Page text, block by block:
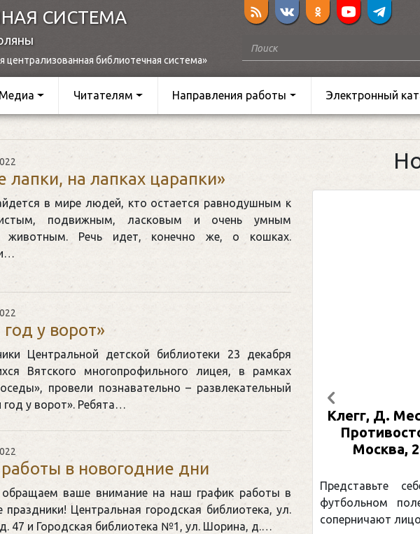
СИСТЕМА
централизованная библиотечная система»
Медиа Читателям Направления работы Электронный
лапки, на лапках царапки»
в мире людей, кто остается равнодушным к
подвижным, ласковым и очень умным
животным. Речь идет, конечно же, о кошках.
у ворот»
Центральной детской библиотеки 23 декабря
Вятского многопрофильного лицея, в рамках
провели познавательно – развлекательный
год у ворот». Ребята…
в новогодние дни
обращаем ваше внимание на наш график работы в
праздники! Центральная городская библиотека, ул.
47 и Городская библиотека №1, ул. Шорина, д.…
Клегг, Д. Месси против Роналду.
Противостояние XXI века. —
Представьте себе идеальную битву на
футбольном поле, где Месси и Роналду
соперничают лицом к лицу.
:
Москва,
Предыдущий